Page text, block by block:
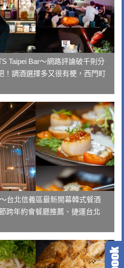
Taipei Bar～網路評論破千則分
！調酒選擇多又很有梗，西門町
～台北信義區最新開幕韓式餐酒
跨年約會餐廳推薦、捷運台北